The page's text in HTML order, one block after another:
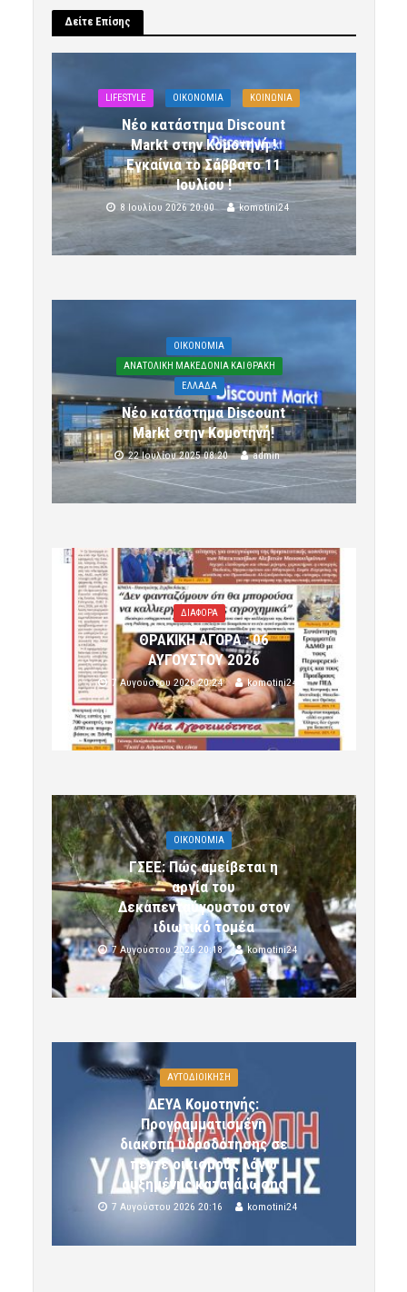
Δείτε Επίσης
LIFESTYLE OIKONOMIA ΚΟΙΝΩΝΙΑ
Νέο κατάστημα Discount
Markt στην Κομοτηνή !
Εγκαίνια το Σάββατο 11
Ιουλίου !
8 Ιουλίου 2026 20:00 komotini24
OIKONOMIA
ΑΝΑΤΟΛΙΚΗ ΜΑΚΕΔΟΝΙΑ ΚΑΙ ΘΡΑΚΗ
ΕΛΛΑΔΑ
Νέο κατάστημα Discount
Markt στην Κομοτηνή!
22 Ιουλίου 2025 08:20 admin
ΔΙΑΦΟΡΑ
ΘΡΑΚΙΚΗ ΑΓΟΡΑ : 06
ΑΥΓΟΥΣΤΟΥ 2026
7 Αυγούστου 2026 20:24 komotini24
OIKONOMIA
ΓΣΕΕ: Πώς αμείβεται η
αργία του
Δεκαπενταύγουστου στον
ιδιωτικό τομέα
7 Αυγούστου 2026 20:18 komotini24
ΑΥΤΟΔΙΟΙΚΗΣΗ
ΔΕΥΑ Κομοτηνής:
Προγραμματισμένη
διακοπή υδροδότησης σε
πέντε οικισμούς λόγω
αυξημένης κατανάλωσης
7 Αυγούστου 2026 20:16 komotini24